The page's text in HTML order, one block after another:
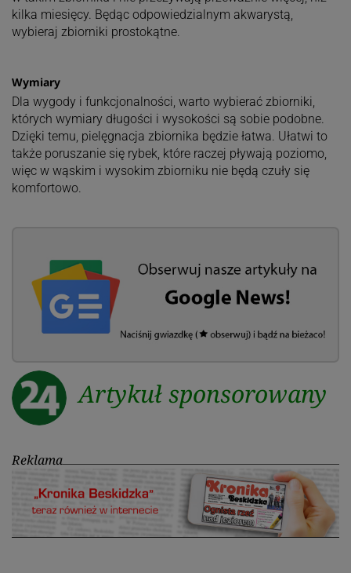
kilka miesięcy. Będąc odpowiedzialnym akwarystą,
wybieraj zbiorniki prostokątne.
Wymiary
Dla wygody i funkcjonalności, warto wybierać zbiorniki,
których wymiary długości i wysokości są sobie podobne.
Dzięki temu, pielęgnacja zbiornika będzie łatwa. Ułatwi to
także poruszanie się rybek, które raczej pływają poziomo,
więc w wąskim i wysokim zbiorniku nie będą czuły się
komfortowo.
Artykuł sponsorowany
Reklama